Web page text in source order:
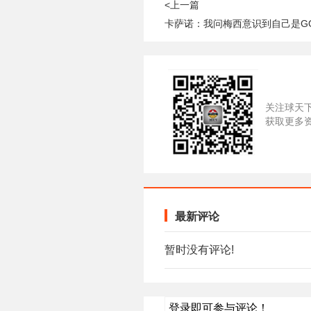
<上一篇
关注球天
获取更多
最新评论
暂时没有评论!
登录即可参与评论！